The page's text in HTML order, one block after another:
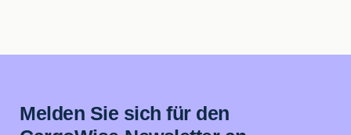
Melden Sie sich für den